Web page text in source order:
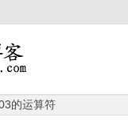
的运算符